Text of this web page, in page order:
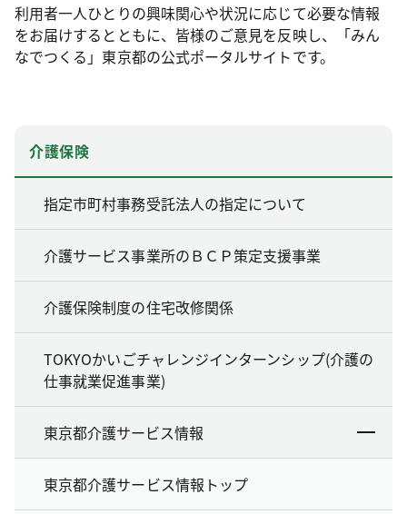
利用者一人ひとりの興味関心や状況に応じて必要な情報
をお届けするとともに、皆様のご意見を反映し、「みん
なでつくる」東京都の公式ポータルサイトです。
介護保険
指定市町村事務受託法人の指定について
介護サービス事業所のＢＣＰ策定支援事業
介護保険制度の住宅改修関係
TOKYOかいごチャレンジインターンシップ(介護の
仕事就業促進事業)
東京都介護サービス情報
東京都介護サービス情報トップ